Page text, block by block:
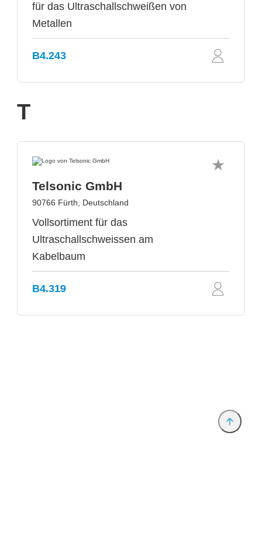
für das Ultraschallschweißen von
Metallen
B4.243
T
Telsonic GmbH
90766 Fürth, Deutschland
Vollsortiment für das
Ultraschallschweissen am
Kabelbaum
B4.319